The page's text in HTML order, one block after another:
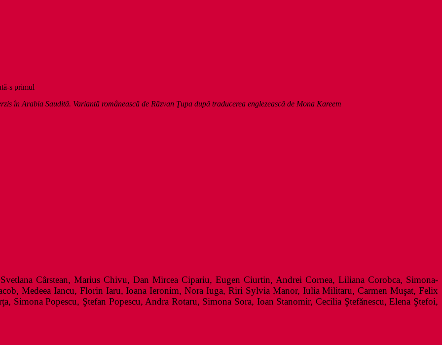
s primul
în Arabia Saudită. Variantă românească de Răzvan Ţupa după traducerea englezească de Mona Kareem
Cârstean, Marius Chivu, Dan Mircea Cipariu, Eugen Ciurtin, Andrei Cornea, Liliana Corobca, Simona-
Medeea Iancu, Florin Iaru, Ioana Ieronim, Nora Iuga, Riri Sylvia Manor, Iulia Militaru, Carmen Muşat, Felix
Simona Popescu, Ştefan Popescu, Andra Rotaru, Simona Sora, Ioan Stanomir, Cecilia Ştefănescu, Elena Ştefoi,